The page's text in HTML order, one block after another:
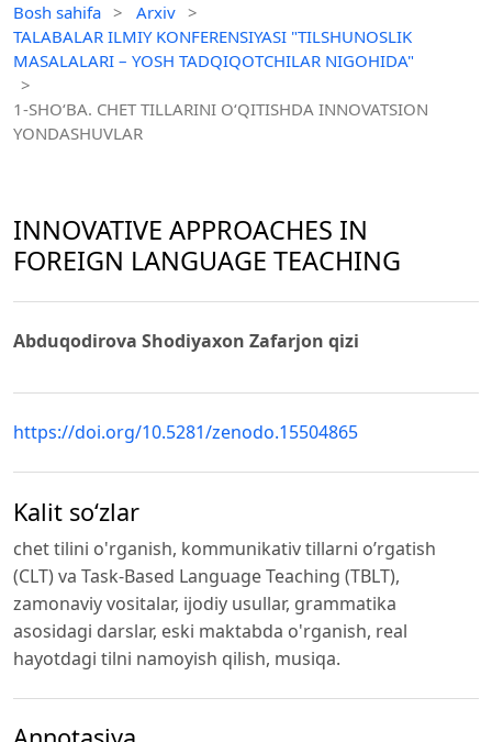
Bosh sahifa > Arxiv >
TALABALAR ILMIY KONFERENSIYASI "TILSHUNOSLIK
MASALALARI – YOSH TADQIQOTCHILAR NIGOHIDA"
>
1-SHO‘BA. CHET TILLARINI O‘QITISHDA INNOVATSION
YONDASHUVLAR
INNOVATIVE APPROACHES IN
FOREIGN LANGUAGE TEACHING
Abduqodirova Shodiyaxon Zafarjon qizi
https://doi.org/10.5281/zenodo.15504865
Kalit so‘zlar
chet tilini o'rganish, kommunikativ tillarni o’rgatish
(CLT) va Task-Based Language Teaching (TBLT),
zamonaviy vositalar, ijodiy usullar, grammatika
asosidagi darslar, eski maktabda o'rganish, real
hayotdagi tilni namoyish qilish, musiqa.